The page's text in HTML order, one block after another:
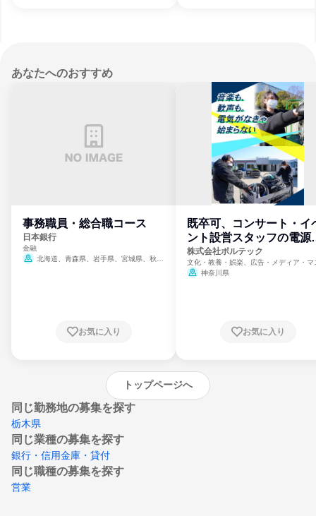
あなたへのおすすめ
事務職員・総合職コース
日本銀行
金融
北海道、青森県、岩手県、宮城県、秋田
崎県、熊本県、大分県、宮崎県、鹿児島県、
お気に入り
既卒可、コンサート・イ
ント設営スタッフの電源
門
株式会社ボルテック
文化・教養・娯楽、広告・メディア・マ
ミ、電力・ガス・水道・エネルギー
神奈川県
お気に入り
トップページへ
同じ勤務地の募集を探す
栃木県
同じ業種の募集を探す
銀行・信用金庫・貸付
同じ職種の募集を探す
営業